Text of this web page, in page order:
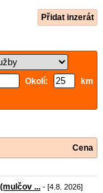
Přidat inzerát
Okolí:
km
Cena
... - [4.8. 2026]